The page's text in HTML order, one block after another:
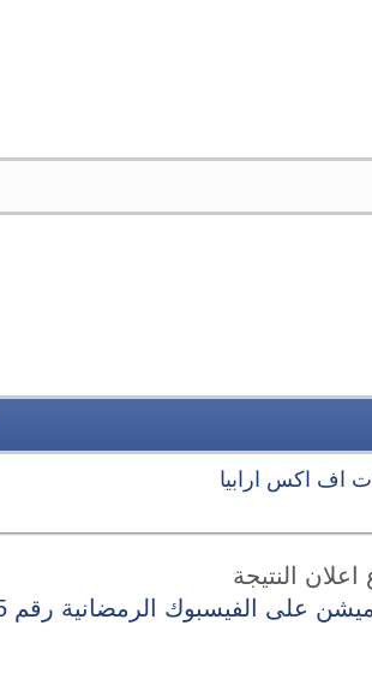
اف اكس ارابيا
النتيجة
على الفيسبوك الرمضانية رقم 15